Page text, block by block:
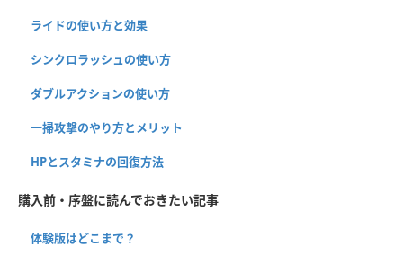
ライドの使い方と効果
シンクロラッシュの使い方
ダブルアクションの使い方
一掃攻撃のやり方とメリット
HPとスタミナの回復方法
購入前・序盤に読んでおきたい記事
体験版はどこまで？